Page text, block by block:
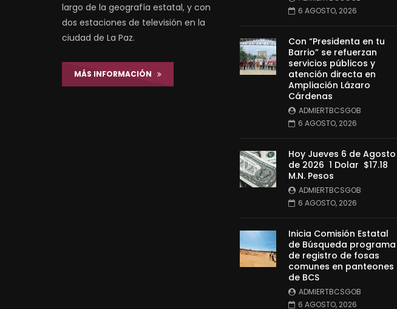
largo de la geografía estatal, y con
dos estaciones de televisión en la
ciudad de La Paz.
MÁS INFORMACIÓN
6 AGOSTO, 2026
Con “Presidenta en tu
Barrio” se refuerzan
servicios públicos y
atención directa en
Ampliación Lázaro
Cárdenas
ADMIERTBCSGOB
6 AGOSTO, 2026
Hoy Jueves 6 de Agosto
de 2026 1 Dolar $17.18
M.N. Pesos
ADMIERTBCSGOB
6 AGOSTO, 2026
Inicia Comisión Estatal
de Búsqueda programa
de registro de fosas
comunes en panteones
de BCS
ADMIERTBCSGOB
6 AGOSTO, 2026